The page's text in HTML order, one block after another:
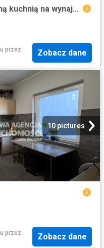
Mieszkanie 200 m² z oddzielną kuchnią na wynajem Gdynia, Pogórze
przez
Zobacz dane
10 pictures
przez
Zobacz dane